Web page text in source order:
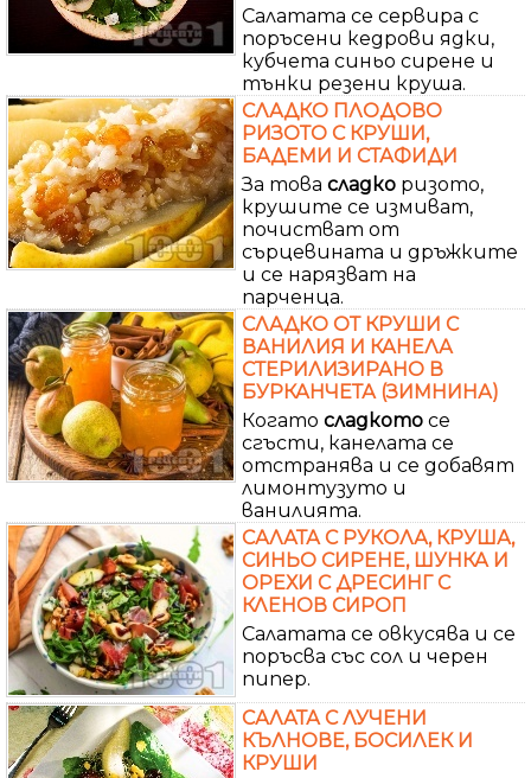
Салатата се сервира с
поръсени кедрови ядки,
кубчета синьо сирене и
тънки резени круша.
СЛАДКО ПЛОДОВО
РИЗОТО С КРУШИ,
БАДЕМИ И СТАФИДИ
За това сладко ризото,
крушите се измиват,
почистват от
сърцевината и дръжките
и се нарязват на
парченца.
СЛАДКО ОТ КРУШИ С
ВАНИЛИЯ И КАНЕЛА
СТЕРИЛИЗИРАНО В
БУРКАНЧЕТА (ЗИМНИНА)
Когато сладкото се
сгъсти, канелата се
отстранява и се добавят
лимонтузуто и
ванилията.
САЛАТА С РУКОЛА, КРУША,
СИНЬО СИРЕНЕ, ШУНКА И
ОРЕХИ С ДРЕСИНГ С
КЛЕНОВ СИРОП
Салатата се овкусява и се
поръсва със сол и черен
пипер.
САЛАТА С ЛУЧЕНИ
КЪЛНОВЕ, БОСИЛЕК И
КРУШИ